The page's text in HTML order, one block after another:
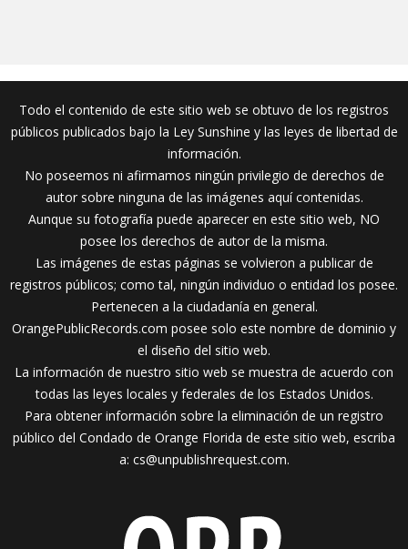
Todo el contenido de este sitio web se obtuvo de los registros
públicos publicados bajo la Ley Sunshine y las leyes de libertad de
información.
No poseemos ni afirmamos ningún privilegio de derechos de
autor sobre ninguna de las imágenes aquí contenidas.
Aunque su fotografía puede aparecer en este sitio web, NO
posee los derechos de autor de la misma.
Las imágenes de estas páginas se volvieron a publicar de
registros públicos; como tal, ningún individuo o entidad los posee.
Pertenecen a la ciudadanía en general.
OrangePublicRecords.com posee solo este nombre de dominio y
el diseño del sitio web.
La información de nuestro sitio web se muestra de acuerdo con
todas las leyes locales y federales de los Estados Unidos.
Para obtener información sobre la eliminación de un registro
público del Condado de Orange Florida de este sitio web, escriba
a: cs@unpublishrequest.com.